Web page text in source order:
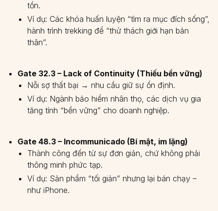
tồn.
Ví dụ: Các khóa huấn luyện “tìm ra mục đích sống”,
hành trình trekking để “thử thách giới hạn bản
thân”.
Gate 32.3 – Lack of Continuity (Thiếu bền vững)
Nỗi sợ thất bại → nhu cầu giữ sự ổn định.
Ví dụ: Ngành bảo hiểm nhân thọ, các dịch vụ gia
tăng tính “bền vững” cho doanh nghiệp.
Gate 48.3 – Incommunicado (Bí mật, im lặng)
Thành công đến từ sự đơn giản, chứ không phải
thông minh phức tạp.
Ví dụ: Sản phẩm “tối giản” nhưng lại bán chạy –
như iPhone.